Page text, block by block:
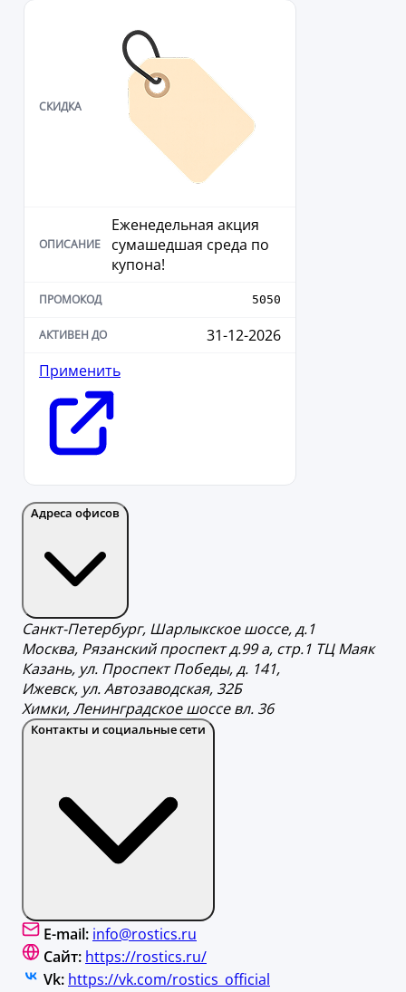
Еженедельная акция
сумашедшая среда по
купона!
5050
31-12-2026
Применить
Адреса офисов
Санкт-Петербург, Шарлыкское шоссе, д.1
Москва, Рязанский проспект д.99 а, стр.1 ТЦ Маяк
Казань, ул. Проспект Победы, д. 141,
Ижевск, ул. Автозаводская, 32Б
Химки, Ленинградское шоссе вл. 36
Контакты и социальные сети
E-mail: info@rostics.ru
Сайт: https://rostics.ru/
Vk: https://vk.com/rostics_official